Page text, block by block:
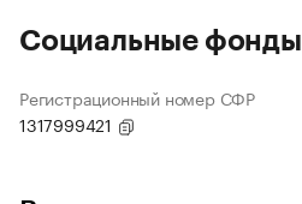
Социальные фонды
Регистрационный номер СФР
1317999421